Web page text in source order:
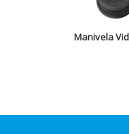
Manivela